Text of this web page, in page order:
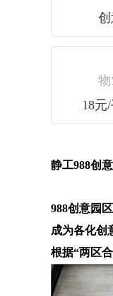
创
18元
静工988创
988创意园
成为各化创
根据“两区